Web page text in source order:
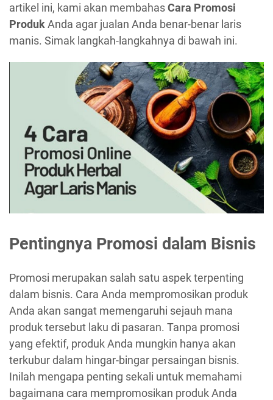
artikel ini, kami akan membahasCara Promosi
ProdukAnda agar jualan Anda benar-benar laris
manis. Simak langkah-langkahnya di bawah ini.
Pentingnya Promosi dalam Bisnis
Promosi merupakan salah satu aspek terpenting
dalam bisnis. Cara Anda mempromosikan produk
Anda akan sangat memengaruhi sejauh mana
produk tersebut laku di pasaran. Tanpa promosi
yang efektif, produk Anda mungkin hanya akan
terkubur dalam hingar-bingar persaingan bisnis.
Inilah mengapa penting sekali untuk memahami
bagaimana cara mempromosikan produk Anda